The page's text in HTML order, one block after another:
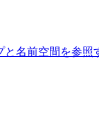
と名前空間を参照